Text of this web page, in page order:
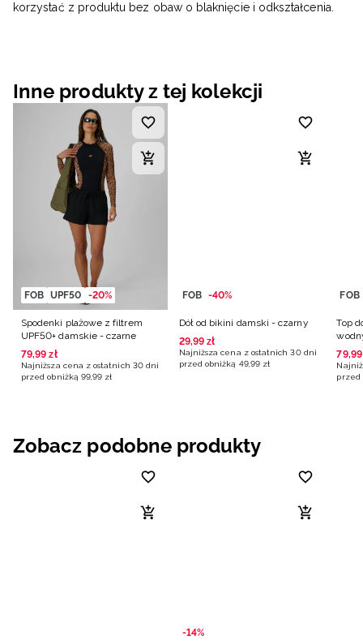
korzystać z produktu bez obaw o blaknięcie i odkształcenia.
Inne produkty z tej kolekcji
FOB UPF50 -20%
Spodenki plażowe z filtrem
UPF50+ damskie - czarne
79,99 zł
Najniższa cena z ostatnich 30 dni
przed obniżką 99,99 zł
FOB -40%
Dół od bikini damski - czarny
29,99 zł
Najniższa cena z ostatnich 30 dni
przed obniżką 49,99 zł
FOB
Top
79,99
przed
Zobacz podobne produkty
-14%